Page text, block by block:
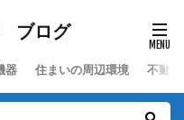
器 住まいの周辺環境 不動